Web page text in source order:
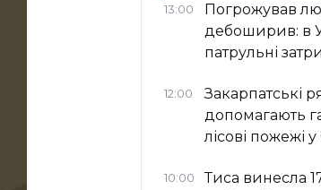
13:00
Погрожував
дебоширив: в
патрульні
12:00
Закарпатські
допомагають
лісові пожежі
10:00
Тиса винесла